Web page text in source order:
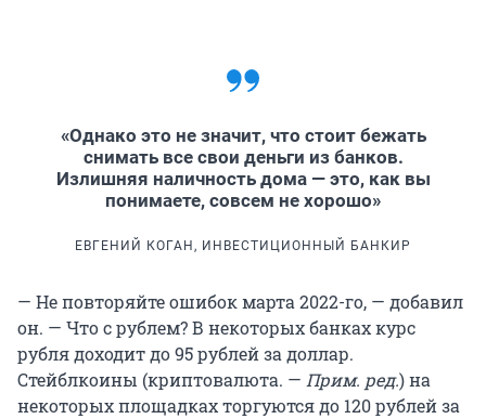
«Однако это не значит, что стоит бежать
снимать все свои деньги из банков.
Излишняя наличность дома — это, как вы
понимаете, совсем не хорошо»
ЕВГЕНИЙ КОГАН, ИНВЕСТИЦИОННЫЙ БАНКИР
— Не повторяйте ошибок марта 2022-го, — добавил
он. — Что с рублем? В некоторых банках курс
рубля доходит до 95 рублей за доллар.
Стейблкоины (криптовалюта. — Прим. ред.) на
некоторых площадках торгуются до 120 рублей за